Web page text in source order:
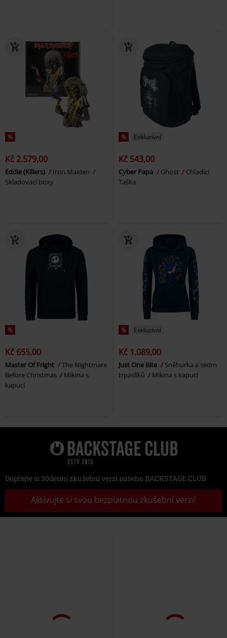
%
Kč 2.579,00
Eddie (Killers)
Iron Maiden
Skladovací boxy
% Exkluzivní
Kč 543,00
Cyber Papa Ghost
Chladící
Taška
%
Kč 655,00
Master Of Fright
The Nightmare
Before Christmas
Mikina s
kapucí
% Exkluzivní
Kč 1.089,00
Just One Bite
Sněhurka a sedm
trpaslíků
Mikina s kapucí
Dopřejte si 30denní zkušební verzi našeho BACKSTAGE CLUB
Aktivujte si svou bezplatnou zkušební verzi!